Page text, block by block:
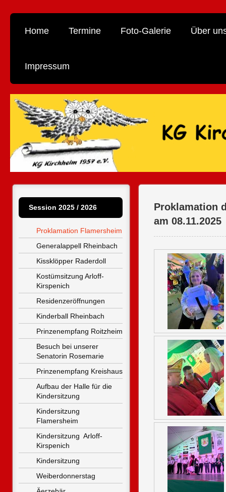
Home Termine Foto-Galerie Über
Impressum
Session 2025 / 2026
Proklamation Flamersheim
Generalappell Rheinbach
Kissklöpper Raderdoll
Kostümsitzung Arloff-
Kirspenich
Residenzeröffnungen
Kinderball Rheinbach
Prinzenempfang Roitzheim
Besuch bei unserer
Senatorin Rosemarie
Prinzenempfang Kreishaus
Aufbau der Halle für die
Kindersitzung
Kindersitzung
Flamersheim
Kindersitzung  Arloff-
Kirspenich
Kindersitzung
Weiberdonnerstag
Proklamation
am 08.11.2025